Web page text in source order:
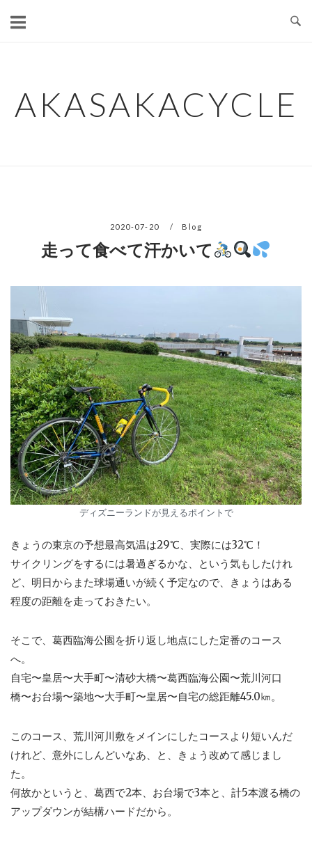
AKASAKACYCLE
2020-07-20 Blog
走って食べて汗かいて
ディズニーランドが見えるポイントで
きょうの東京の予想最高気温は29℃、実際には32℃！
サイクリングをするには暑過ぎるかな、という気もしたけれ
ど、明日からまた球場通いが続く予定なので、きょうはある
程度の距離を走っておきたい。
そこで、葛西臨海公園を折り返し地点にした定番のコース
へ。
自宅〜皇居〜大手町〜清砂大橋〜葛西臨海公園〜荒川河口
橋〜お台場〜築地〜大手町〜皇居〜自宅の総距離45.0㎞。
このコース、荒川河川敷をメインにしたコースより短いんだ
けれど、意外にしんどいなあ、と、きょう改めて感じまし
た。
何故かというと、葛西で2本、お台場で3本と、計5本渡る橋の
アップダウンが結構ハードだから。